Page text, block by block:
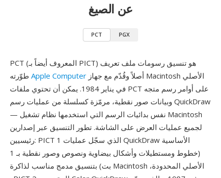
عن الصيغ
PCT PGX
PCT (المعروف أيضاً بـ PICT) هو تنسيق رسومات ملف تعريف
Apple Computer
في يناير 1984. يمكن أن تحتوي ملفات PCT على أوامر رسم متجه
وبيانات صور نقطية، مرمّزة كسلسلة من عمليات رسم QuickDraw
— نفس بدائيات الرسم التي استخدمها نظام تشغيل Macintosh
لجميع عمليات العرض على الشاشة. تطور التنسيق عبر إصدارين
رئيسيين: PICT 1 الذي سجّل عمليات QuickDraw الأساسية
(خطوط ومستطيلات وأشكال بيضاوية ونصوص وصور نقطية بـ 1
بت) بتنسيق مدمج مناسب لذاكرة Macintosh الأصلي المحدودة،